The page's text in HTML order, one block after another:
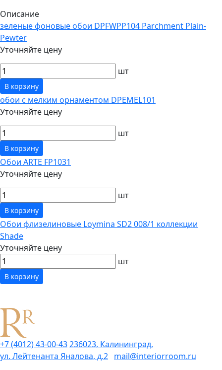
Описание
зеленые фоновые обои DPFWPP104 Parchment Plain-
Pewter
Уточняйте цену
шт
В корзину
обои с мелким орнаментом DPEMEL101
Уточняйте цену
шт
В корзину
Обои ARTE FP1031
Уточняйте цену
шт
В корзину
Обои флизелиновые Loymina SD2 008/1 коллекции
Shade
Уточняйте цену
шт
В корзину
+7 (4012) 43-00-43236023, Калининград,
ул. Лейтенанта Яналова, д.2 mail@interiorroom.ru